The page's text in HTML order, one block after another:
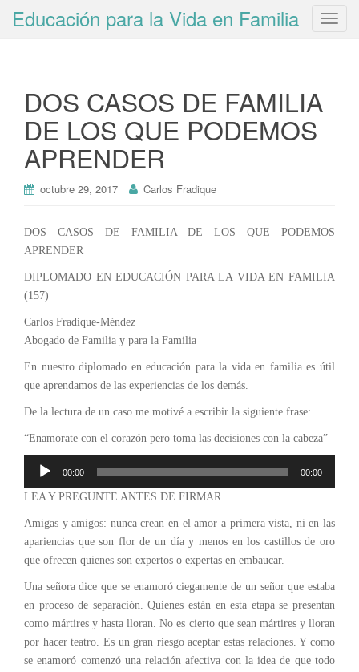
T
a
o
Educación para la Vida en Familia
DOS CASOS DE FAMILIA
DE LOS QUE PODEMOS
APRENDER
octubre 29, 2017 Carlos Fradique
DOS CASOS DE FAMILIA DE LOS QUE PODEMOS
APRENDER
DIPLOMADO EN EDUCACIÓN PARA LA VIDA EN FAMILIA
(157)
Carlos Fradique-Méndez
Abogado de Familia y para la Familia
En nuestro diplomado en educación para la vida en familia es útil
que aprendamos de las experiencias de los demás.
De la lectura de un caso me motivé a escribir la siguiente frase:
“Enamorate con el corazón pero toma las decisiones con la cabeza”
Reproductor
audio
00:00 00:00
LEA Y PREGUNTE ANTES DE FIRMAR
Amigas y amigos: nunca crean en el amor a primera vista, ni en las
apariencias que son flor de un día y menos en los castillos de oro
que ofrecen quienes son expertos o expertas en embaucar.
Una señora dice que se enamoró ciegamente de un señor que estaba
en proceso de separación. Quienes están en esta etapa se presentan
como mártires y hasta lloran. No es cierto que sean mártires y lloran
por hacer teatro. Es un gran riesgo aceptar estas relaciones. Y como
se enamoró comenzó una relación afectiva con la idea de que todo